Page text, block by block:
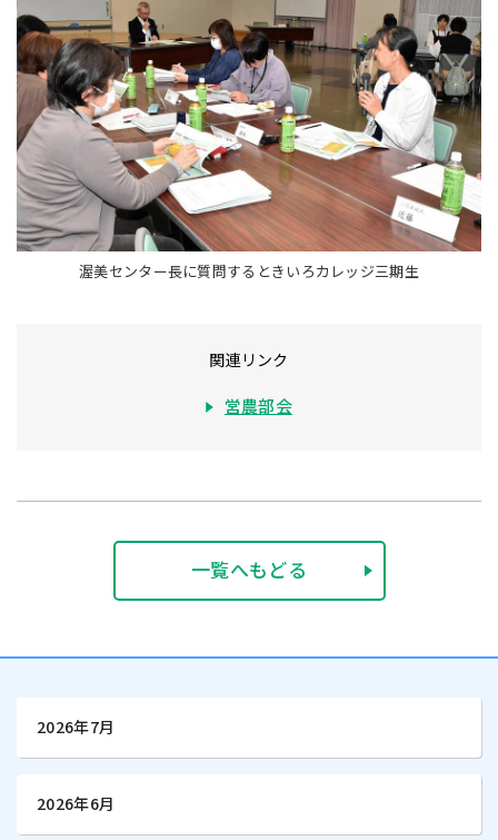
渥美センター長に質問するときいろカレッジ三期生
関連リンク
営農部会
一覧へもどる
2026年7月
2026年6月